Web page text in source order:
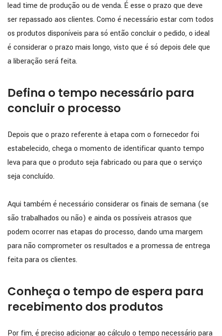
lead time de produção ou de venda. É esse o prazo que deve
ser repassado aos clientes. Como é necessário estar com todos
os produtos disponíveis para só então concluir o pedido, o ideal
é considerar o prazo mais longo, visto que é só depois dele que
a liberação será feita.
Defina o tempo necessário para
concluir o processo
Depois que o prazo referente à etapa com o fornecedor foi
estabelecido, chega o momento de identificar quanto tempo
leva para que o produto seja fabricado ou para que o serviço
seja concluído.
Aqui também é necessário considerar os finais de semana (se
são trabalhados ou não) e ainda os possíveis atrasos que
podem ocorrer nas etapas do processo, dando uma margem
para não comprometer os resultados e a promessa de entrega
feita para os clientes.
Conheça o tempo de espera para
recebimento dos produtos
Por fim, é preciso adicionar ao cálculo o tempo necessário para